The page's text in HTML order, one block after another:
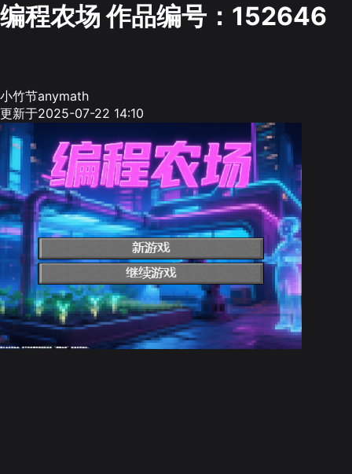
编程农场作品编号：152646
小竹节anymath
更新于2025-07-22 14:10